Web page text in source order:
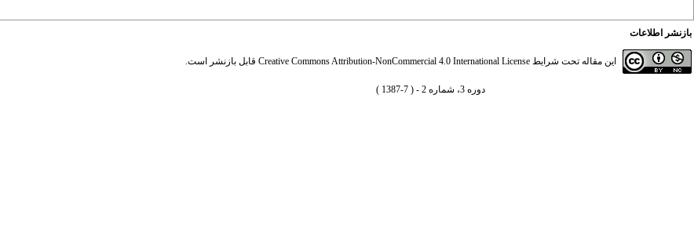
بازنشر اطلاعات
این مقاله تحت شرایط Creative Commons Attribution-NonCommercial 4.0 International License قابل بازنشر است.
دوره 3، شماره 2 - ( 7-1387 )